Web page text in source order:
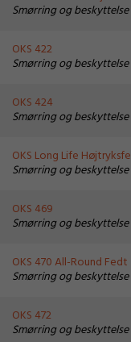
Smørring og beskyttelse
OKS 422
Smørring og beskyttelse
OKS 424
Smørring og beskyttelse
OKS Long Life
Smørring og beskyttelse
OKS 469
Smørring og beskyttelse
OKS 470 All-Round Fedt
Smørring og beskyttelse
OKS 472
Smørring og beskyttelse